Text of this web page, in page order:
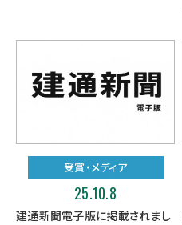
受賞・メディア
25.10.8
建通新聞電子版に掲載されまし